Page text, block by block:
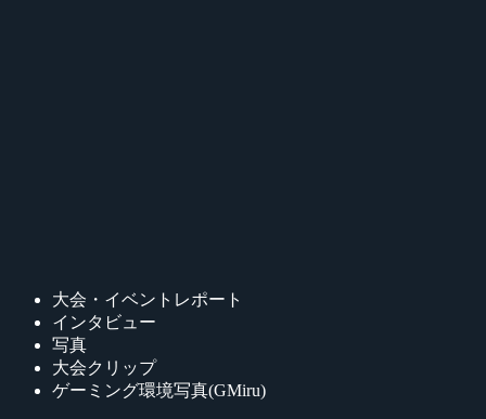
大会・イベントレポート
インタビュー
写真
大会クリップ
ゲーミング環境写真(GMiru)